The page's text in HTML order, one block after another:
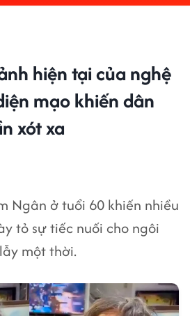
hiện tại của nghệ
mạo khiến dân
xót xa
Ngân ở tuổi 60 khiến nhiều
tỏ sự tiếc nuối cho ngôi
một thời.